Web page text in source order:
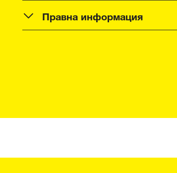
Правна информация